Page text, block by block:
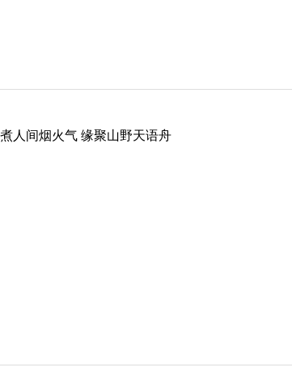
人间烟火气 缘聚山野天语舟